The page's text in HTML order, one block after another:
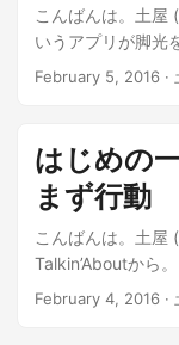
こんばんは。土屋
いうアプリが脚光
ラスト、音楽、映
noteを強く推して
て、noteで有料販
February 5, 2016 ·
はじめの
まず行動
こんばんは。土屋
Talkin’Aboutから
ということで、 メ
February 4, 2016 ·